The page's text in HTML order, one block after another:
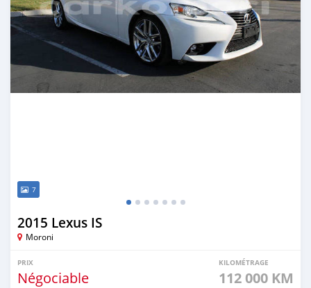
7
2015 Lexus IS
Moroni
PRIX
Négociable
KILOMÉTRAGE
112 000 KM